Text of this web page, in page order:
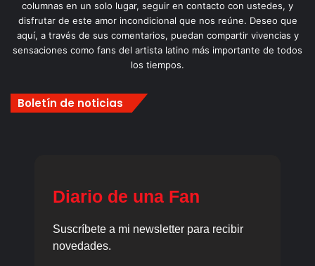
columnas en un solo lugar, seguir en contacto con ustedes, y
disfrutar de este amor incondicional que nos reúne. Deseo que
aquí, a través de sus comentarios, puedan compartir vivencias y
sensaciones como fans del artista latino más importante de todos
los tiempos.
Boletín de noticias